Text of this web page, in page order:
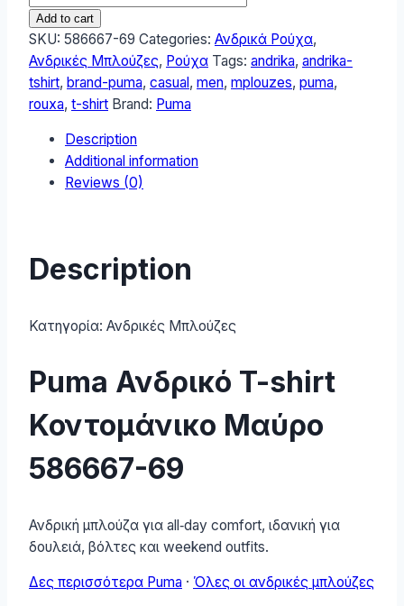
Ανδρικό
T-
Shirt
586667-
Add to cart
SKU: 586667-69 Categories: Ανδρικά Ρούχα,
Ανδρικές Μπλούζες, Ρούχα Tags: andrika, andrika-
tshirt, brand-puma, casual, men, mplouzes, puma,
rouxa, t-shirt Brand: Puma
Description
Additional information
Reviews (0)
Description
Κατηγορία: Ανδρικές Μπλούζες
Puma Ανδρικό T-shirt
Κοντομάνικο Μαύρο
586667-69
Ανδρική μπλούζα για all‑day comfort, ιδανική για
δουλειά, βόλτες και weekend outfits.
Δες περισσότερα Puma · Όλες οι ανδρικές μπλούζες